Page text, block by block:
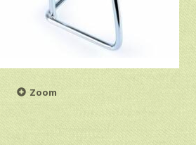
Zoom